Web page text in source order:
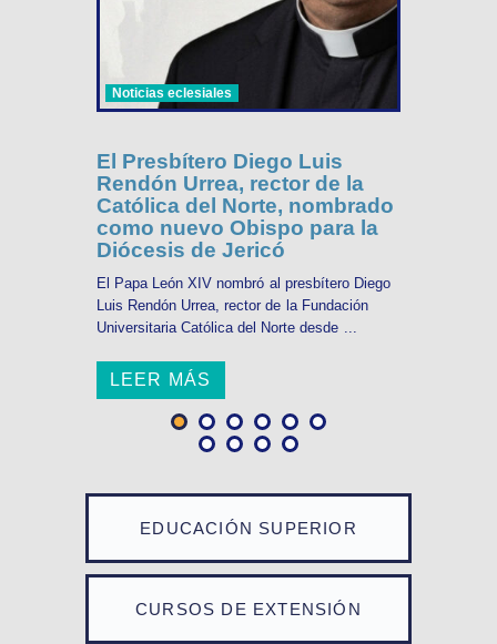
EDUCACIÓN SUPERIOR
CURSOS DE EXTENSIÓN
Noticias eclesiales
El Presbítero Diego Luis
Rendón Urrea, rector de la
Católica del Norte, nombrado
como nuevo Obispo para la
Diócesis de Jericó
El Papa León XIV nombró al presbítero Diego
Luis Rendón Urrea, rector de la Fundación
Universitaria Católica del Norte desde ...
LEER MÁS